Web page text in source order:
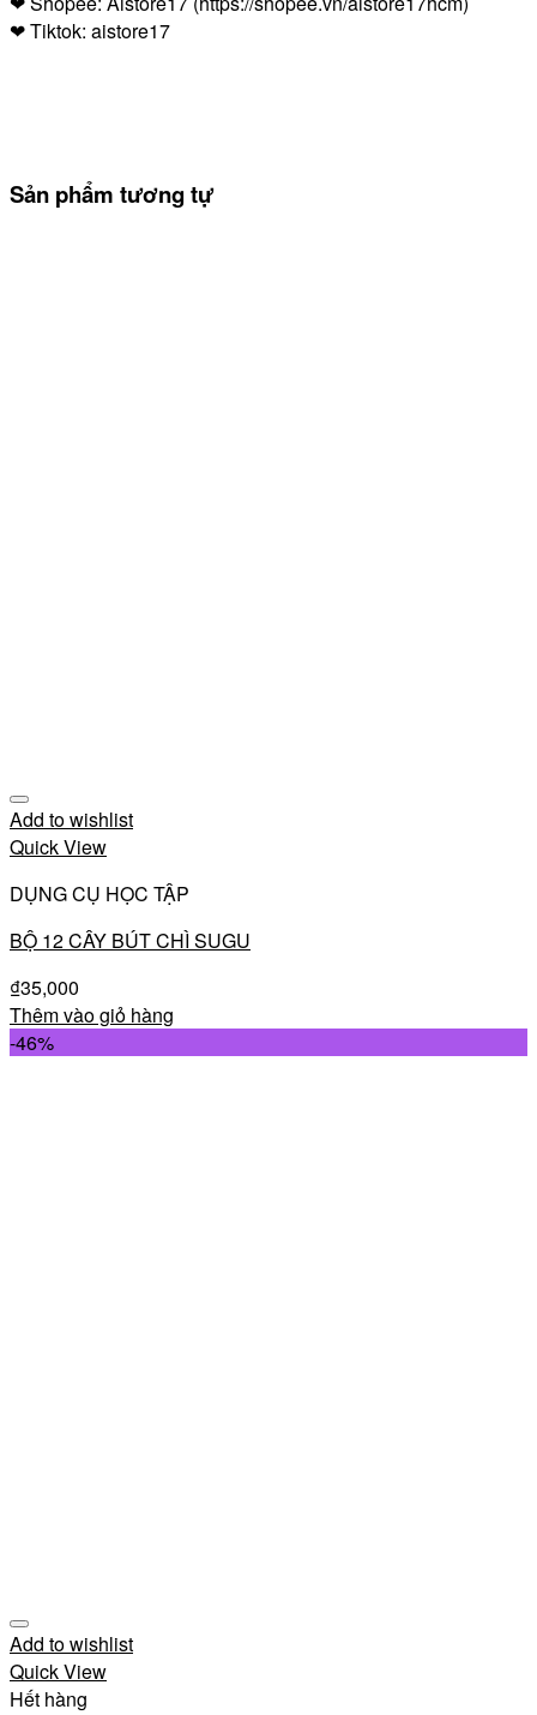
❤ Tiktok: aistore17
Sản phẩm tương tự
Add to wishlist
Quick View
DỤNG CỤ HỌC TẬP
BỘ 12 CÂY BÚT CHÌ SUGU
₫35,000
Thêm vào giỏ hàng
-46%
Add to wishlist
Quick View
Hết hàng